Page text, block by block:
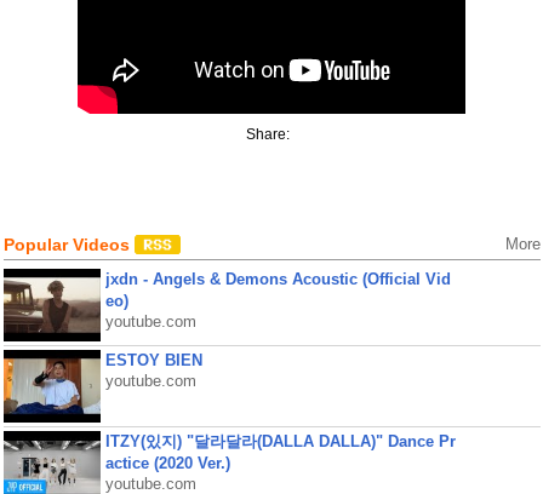
Share:
Popular Videos More
jxdn - Angels & Demons Acoustic (Official Vid
eo)
youtube.com
ESTOY BIEN
youtube.com
ITZY(있지) "달라달라(DALLA DALLA)" Dance Pr
actice (2020 Ver.)
youtube.com